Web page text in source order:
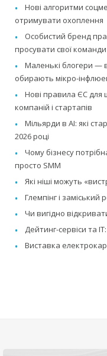
Нові алгоритми
отримувати охоплення
Особистий бренд
просувати свої команди
Маленькі блогери —
обирають мікро-
Нові правила ЄС для
компаній і стартапів
Мільярди в AI: які
2026 році
Чому бізнесу
просто SMM
Які ніші можуть
Глемпінг і заміський
Чи вигідно
Дейтинг-сервіси та
Виставка